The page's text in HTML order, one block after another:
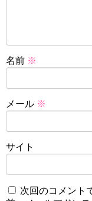
名前 ※
メール ※
サイト
次回のコメント